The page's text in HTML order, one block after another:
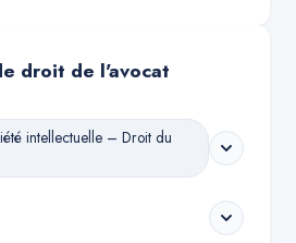
droit de l'avocat
intellectuelle – Droit du